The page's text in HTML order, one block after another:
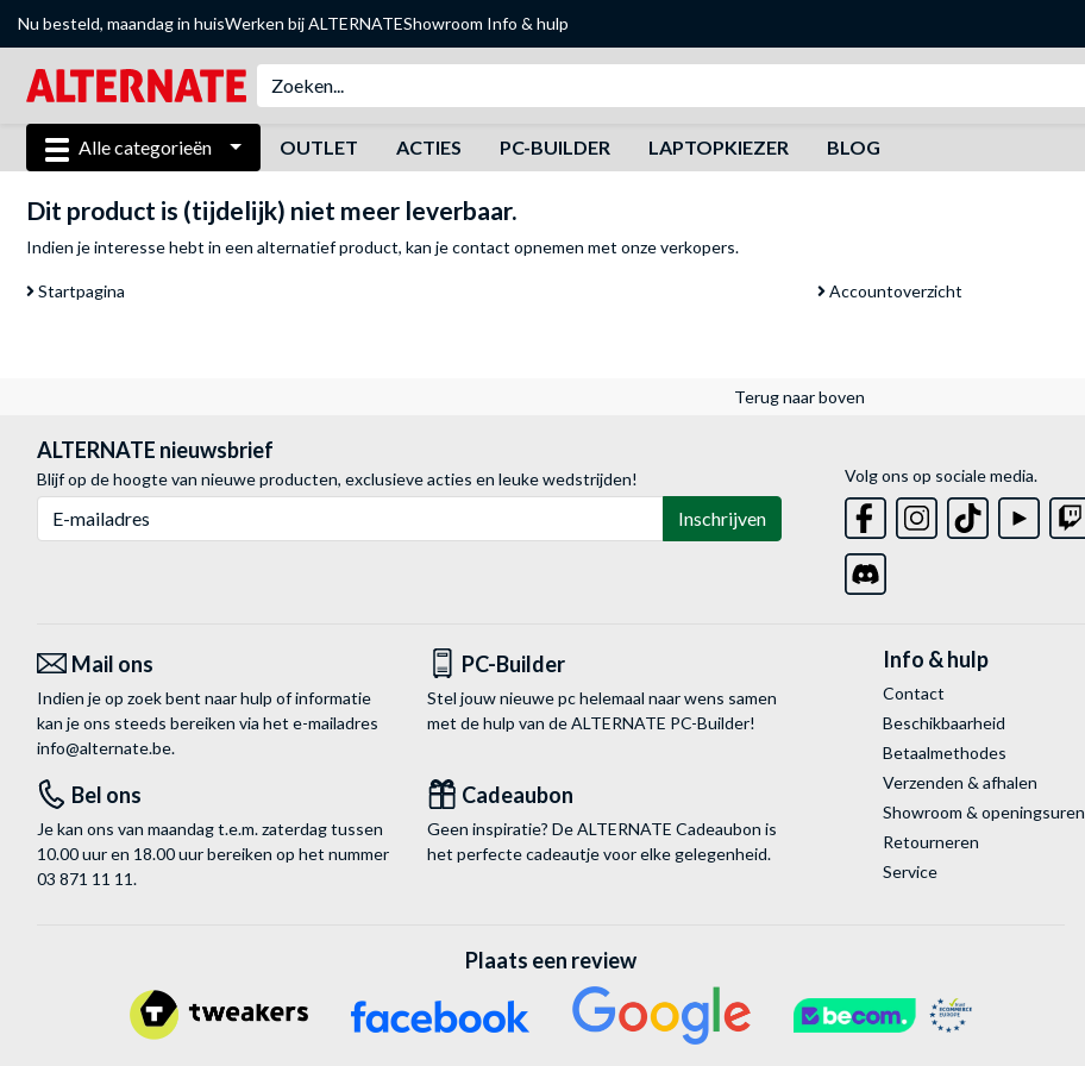
Nu besteld, maandag in huisWerken bij ALTERNATEShowroom Info & hulp
Alle categorieën OUTLET ACTIES PC-BUILDER LAPTOPKIEZER BLOG
Dit product is (tijdelijk) niet meer leverbaar.
Indien je interesse hebt in een alternatief product, kan jecontact opnemen met onze verkopers.
Startpagina Accountoverzicht
Terug naar boven
ALTERNATE nieuwsbrief
Blijf op de hoogte van nieuwe producten, exclusieve acties en leuke wedstrijden!
Inschrijven
Volg ons op sociale media.
Mail ons
Indien je op zoek bent naar hulp of informatie
kan je ons steeds bereiken via het e-mailadres
info@alternate.be.
PC-Builder
Stel jouw nieuwe pc helemaal naar wens samen
met de hulp van de ALTERNATE PC-Builder!
Bel ons
Je kan ons van maandag t.e.m. zaterdag tussen
10.00 uur en 18.00 uur bereiken op het nummer
03 871 11 11.
Cadeaubon
Geen inspiratie? De ALTERNATE Cadeaubon is
het perfecte cadeautje voor elke gelegenheid.
Info & hulp
Contact
Beschikbaarheid
Betaalmethodes
Verzenden & afhalen
Showroom & openingsuren
Retourneren
Service
Plaats een review